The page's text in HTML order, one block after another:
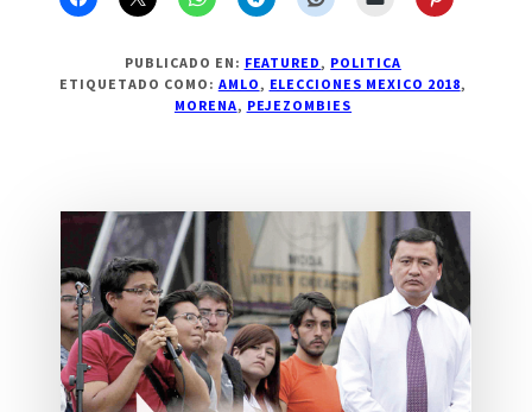
PUBLICADO EN: FEATURED, POLITICA
ETIQUETADO COMO: AMLO, ELECCIONES MEXICO 2018,
MORENA, PEJEZOMBIES